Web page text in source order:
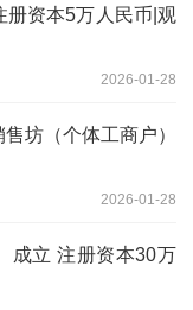
册资本5万人民币|观
2026-01-28
坊（个体工商户）
2026-01-28
成立 注册资本30万